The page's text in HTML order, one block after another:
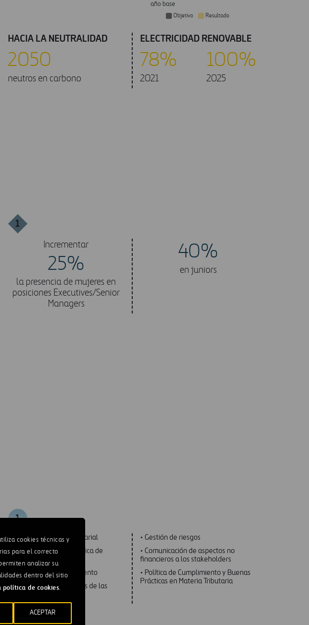
cookies técnicas y
para el correcto
analizar su
dentro del sitio
política de cookies.
ACEPTAR
Objetivo Resultado
año base
HACIA LA NEUTRALIDAD
2050
neutros en carbono
ELECTRICIDAD RENOVABLE
78%
2021
100%
2025
1
Incrementar
25%
la presencia de mujeres en
posiciones Executives/Senior
Managers
40%
en juniors
1
• Código de Ética Empresarial
• Política de integridad ética de
terceros
• Programa de Cumplimiento
• Respeto de los derechos de las
• Gestión de riesgos
• Comunicación de aspectos no
financieros a los stakeholders
• Política de Cumplimiento y Buenas
Prácticas en Materia Tributaria